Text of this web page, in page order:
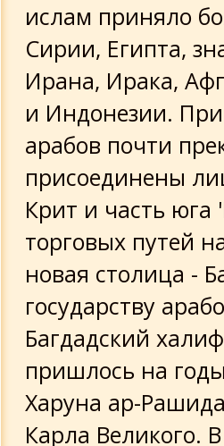
ислам приняло
Сирии, Египта,
Ирана, Ирака,
и Индонезии.
арабов почти
присоединены
Крит и часть
торговых путей
новая столица -
государству
Багдадский
пришлось на
Харуна ар-
Карла Великого.